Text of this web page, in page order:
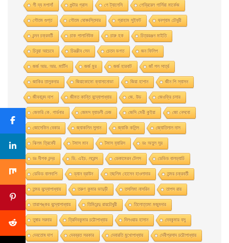
গী দ্য মপাসাঁ গুন্টার গ্রাস গে ট্যালেসি গেব্রিয়েল গার্সিয়া মার্কেজ
গৌতম গুপ্ত গৌতম ঘোষদস্তিদার গ্রাহাম সুইফট ঘনশ্যাম চৌধুরী
চন্দন চক্রবর্তী চাক পালানিউক চারু হক চিত্ররঞ্জন মাইতি
চিনুয়া আচেবে চিরঞ্জীব সেন চেতন ভগত জন ফিলিপ
জর্জ আর. আর. মার্টিন জর্জ মুর জর্জ হারবাট জাঁ পল সার্ত্র
জাকির তালুকদার জিয়াকোমাে ক্যাসানােভা জিয়া হাশান জীন পি স্যাসন
জীবনানন্দ দাশ জীমত কান্তি বন্দ্যোপাধ্যায় জে. উড জেওফ্রি চসার
জেফরি কে. গার্ডনার জেমস হ্যাডলী চেজ জেসি মেরী কুইয়া জো নেসবো
জোসেফিন বেকার জ্যাকলিন সুসান জ্যাকি কলিন্স জ্যোতিলাল দাস
ঝিলম ত্রিবেদী টমাস মান টমাস হ্যারিস ডঃ অতুল সুর
ডঃ দীপক চন্দ্র ডি. এইচ. লরেন্স ডেকামেরন টেলস ডেভিড বালড্যাচি
ডেভিড বালদাশি ড্যান ব্রাউন তছলিম হোসেন হাওলাদার তন্ময় চক্রবর্তী
তন্ময় বন্দ্যোপাধ্যায় তরুণ কুমার ভাদুড়ী তসলিমা নাসরিন তাপস রায়
তারাশঙ্কর বন্দ্যোপাধ্যায় তিমিরেন্দু রায়চৌধুরী তিলোত্তমা মজুমদার
তুষার সরদার ত্রিদিবকুমার চট্টোপাধ্যায় দিলওয়ার হাসান দেবকুমার বসু
দেবতোষ দাশ দেবব্রত সরকার দেবারতি মুখােপাধ্যায় দেবীপ্রসাদ চট্টোপাধ্যায়